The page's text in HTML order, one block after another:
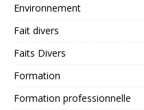
Environnement
Fait divers
Faits Divers
Formation
Formation professionnelle